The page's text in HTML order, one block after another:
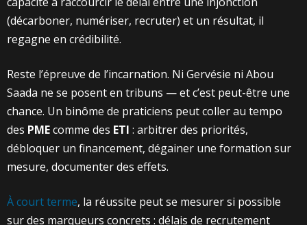
(décarboner, numériser, recruter) et un résultat, il
regagne en crédibilité.
Reste l’épreuve de l’incarnation. Ni Gervésie ni Abou
Saada ne se posent en tribuns — et c’est peut-être une
chance. Un binôme de praticiens peut coller au tempo
des PMEcomme des ETI : arbitrer des priorités,
débloquer un financement, dégainer une formation sur
mesure, documenter des effets.
À court terme, la réussite peut se mesurer si possible
sur des marqueurs concrets : délais de recrutement